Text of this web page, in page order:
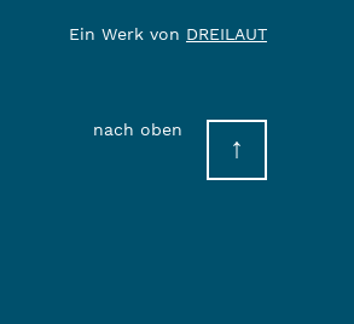
Ein Werk von DREILAUT
nach oben
↑